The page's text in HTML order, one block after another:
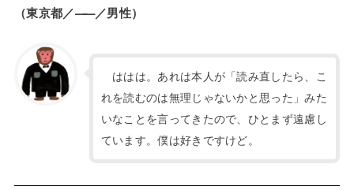
（東京都／——／男性）
ははは。あれは本人が「読み直したら、こ
れを読むのは無理じゃないかと思った」みた
いなことを言ってきたので、ひとまず遠慮し
ています。僕は好きですけど。